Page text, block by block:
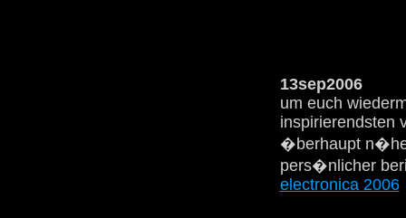
13sep2006
um euch
inspirierendsten
�berhaupt
pers�nlicher
electronica 2006